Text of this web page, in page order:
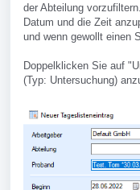
der Abteilung
Datum und die Zeit
und wenn gewollt einen
Doppelklicken Sie auf
(Typ: Untersuchung)